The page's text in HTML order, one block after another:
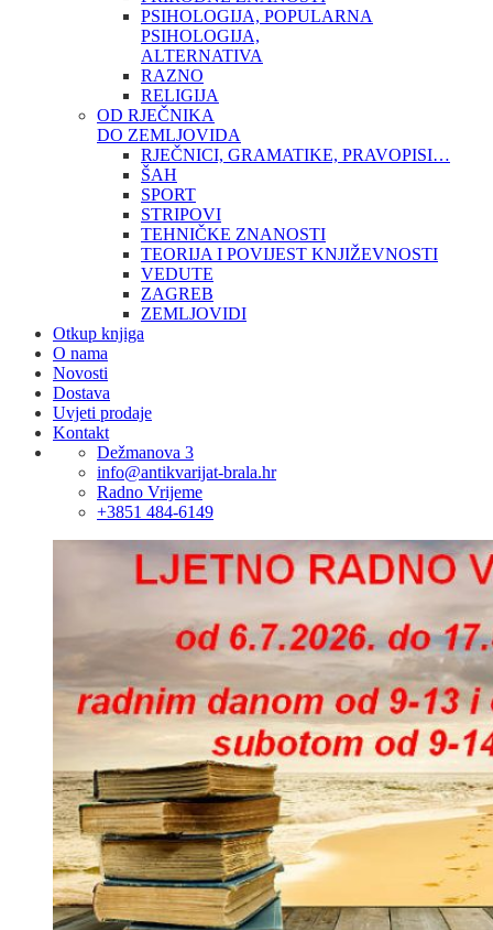
PSIHOLOGIJA, POPULARNA
PSIHOLOGIJA,
ALTERNATIVA
RAZNO
RELIGIJA
OD RJEČNIKA
DO ZEMLJOVIDA
RJEČNICI, GRAMATIKE, PRAVOPISI…
ŠAH
SPORT
STRIPOVI
TEHNIČKE ZNANOSTI
TEORIJA I POVIJEST KNJIŽEVNOSTI
VEDUTE
ZAGREB
ZEMLJOVIDI
Otkup knjiga
O nama
Novosti
Dostava
Uvjeti prodaje
Kontakt
Dežmanova 3
info@antikvarijat-brala.hr
Radno Vrijeme
+3851 484-6149